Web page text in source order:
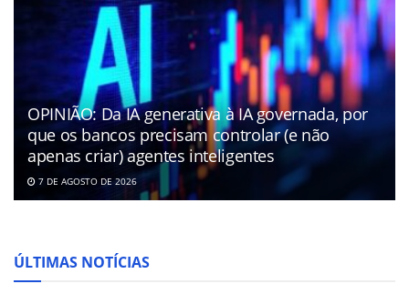
OPINIÃO: Da IA generativa à IA governada, por
que os bancos precisam controlar (e não
apenas criar) agentes inteligentes
7 DE AGOSTO DE 2026
ÚLTIMAS NOTÍCIAS